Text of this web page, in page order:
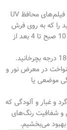
از پرده‌های ضخیم، کرکره یا فیلم‌های محافظ UV
را که به روی فرش
می‌تابد، کنترل کنید. در ساعات اوج تابش (معمولاً بین 10 صبح تا 4 بعد از
هر 6 تا 12 ماه، فرش خود را 180 درجه بچرخانید.
در معرض نور و
موضعی یا
و غبار و آلودگی که
شفافیت رنگ‌های
بهبود می‌بخشیم.